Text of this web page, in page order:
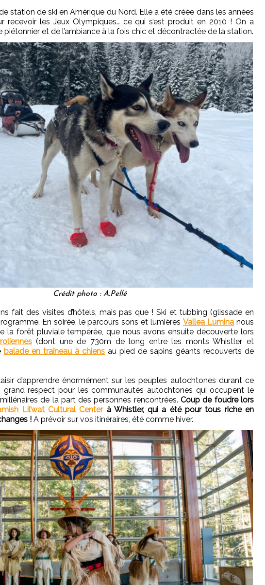
station de ski en Amérique du Nord. Elle a été créée dans les années
recevoir les Jeux Olympiques… ce qui s’est produit en 2010 ! On a
et de l’ambiance à la fois chic et décontractée de la station.
Crédit photo : A.Pellé
fait des visites d’hôtels, mais pas que ! Ski et tubbing (glissade en
En soirée, le parcours sons et lumièresVallea Lumina nous
la forêt pluviale tempérée, que nous avons ensuite découverte lors
(dont une de 730m de long entre les monts Whistler et
balade en traîneau à chiens au pied de sapins géants recouverts de
d’apprendre énormément sur les peuples autochtones durant ce
grand respect pour les communautés autochtones qui occupent le
de la part des personnes rencontrées.Coup de foudre lors
Lil’wat Cultural Center à Whistler, qui a été pour tous riche en
! A prévoir sur vos itinéraires, été comme hiver.